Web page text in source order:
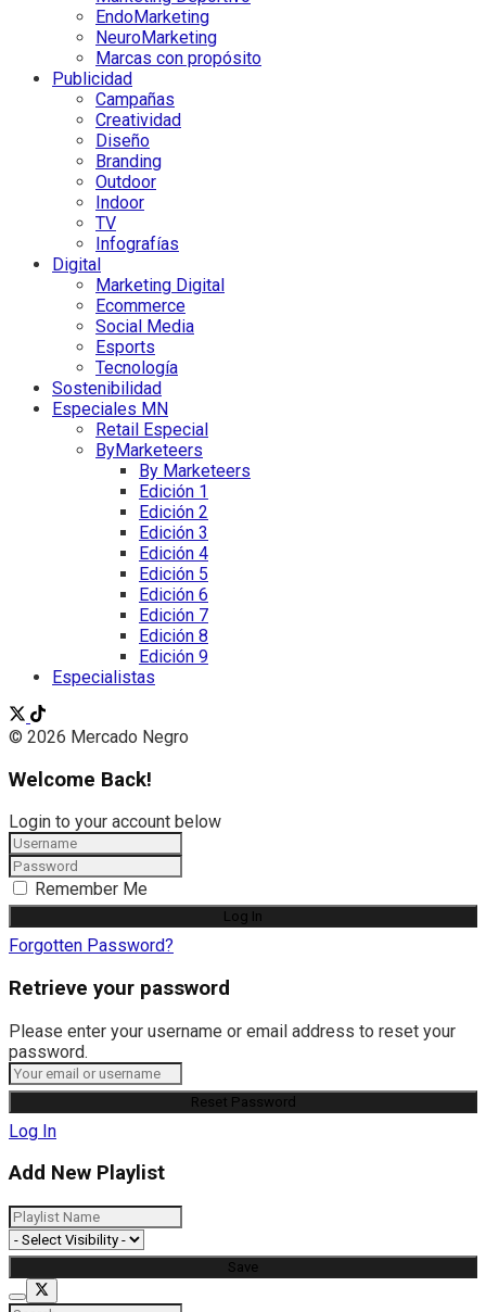
EndoMarketing
NeuroMarketing
Marcas con propósito
Publicidad
Campañas
Creatividad
Diseño
Branding
Outdoor
Indoor
TV
Infografías
Digital
Marketing Digital
Ecommerce
Social Media
Esports
Tecnología
Sostenibilidad
Especiales MN
Retail Especial
ByMarketeers
By Marketeers
Edición 1
Edición 2
Edición 3
Edición 4
Edición 5
Edición 6
Edición 7
Edición 8
Edición 9
Especialistas
© 2026 Mercado Negro
Welcome Back!
Login to your account below
Remember Me
Forgotten Password?
Retrieve your password
Please enter your username or email address to reset your
password.
Log In
Add New Playlist